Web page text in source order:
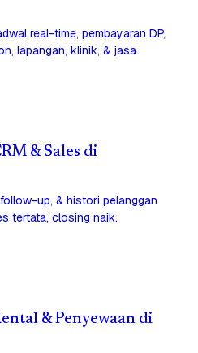
real-time, pembayaran DP,
lapangan, klinik, & jasa.
& Sales di
up, & histori pelanggan
tertata, closing naik.
& Penyewaan di